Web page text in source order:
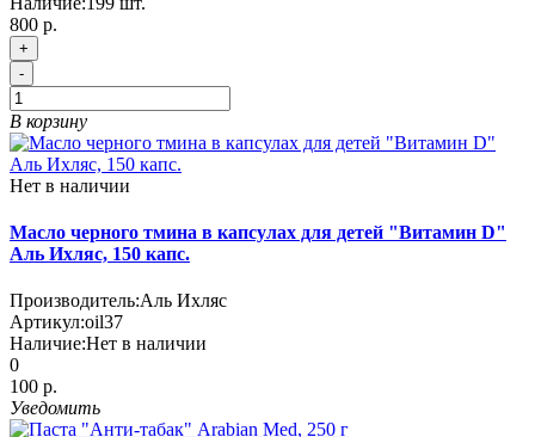
800 р.
+
-
В корзину
Нет в наличии
Масло черного тмина в капсулах для детей "Витамин D"
Аль Ихляс, 150 капс.
Производитель:Аль Ихляс
Артикул:oil37
Наличие:Нет в наличии
0
100 р.
Уведомить